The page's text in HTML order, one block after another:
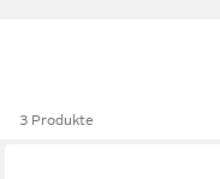
3 Produkte